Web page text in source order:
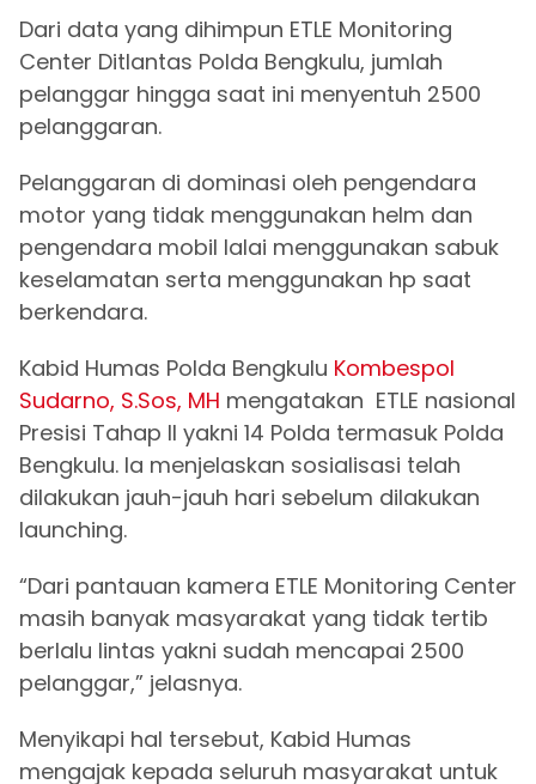
Dari data yang dihimpun ETLE Monitoring
Center Ditlantas Polda Bengkulu, jumlah
pelanggar hingga saat ini menyentuh 2500
pelanggaran.
Pelanggaran di dominasi oleh pengendara
motor yang tidak menggunakan helm dan
pengendara mobil lalai menggunakan sabuk
keselamatan serta menggunakan hp saat
berkendara.
Kabid Humas Polda Bengkulu Kombespol
Sudarno, S.Sos, MH mengatakan ETLE nasional
Presisi Tahap II yakni 14 Polda termasuk Polda
Bengkulu. Ia menjelaskan sosialisasi telah
dilakukan jauh-jauh hari sebelum dilakukan
launching.
“Dari pantauan kamera ETLE Monitoring Center
masih banyak masyarakat yang tidak tertib
berlalu lintas yakni sudah mencapai 2500
pelanggar,” jelasnya.
Menyikapi hal tersebut, Kabid Humas
mengajak kepada seluruh masyarakat untuk